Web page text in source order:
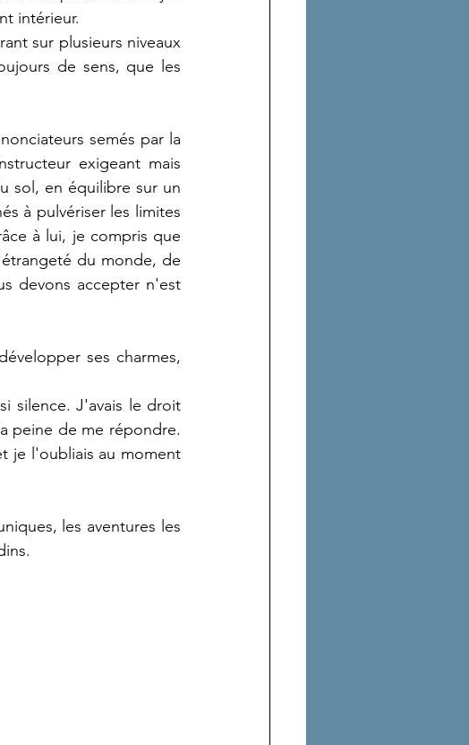
intérieur.
sur plusieurs niveaux
de sens, que les
semés par la
exigeant mais
sol, en équilibre sur un
à pulvériser les limites
à lui, je compris que
du monde, de
devons accepter n'est
ses charmes,
silence. J'avais le droit
peine de me répondre.
je l'oubliais au moment
les aventures les